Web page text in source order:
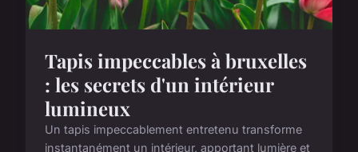
Tapis impeccables à bruxelles
: les secrets d'un intérieur
lumineux
Un tapis impeccablement entretenu transforme
instantanément un intérieur, apportant lumière et